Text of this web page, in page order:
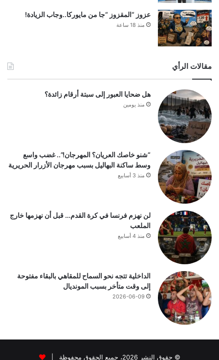
عزوز “المقزوز “جا من مايوركا..وجاب الزيادة!
منذ 18 ساعة
مقالات الرأي
هل ضحايا العبور إلى سبتة أرقام زائدة؟
منذ يومين
“شنو خاصك العريان؟ المهرجان!”.. غضب واسع
وسط ساكنة البهاليل بسبب مهرجان الأزرار الحريرية
منذ 3 أسابيع
لن نهزم فرنسا في كرة القدم… قبل أن نهزمها خارج
الملعب
منذ 4 أسابيع
الداخلية تتجه نحو السماح للمقاهي بالبقاء مفتوحة
إلى وقت متأخر بسبب المونديال
2026-06-09
© حقوق النشر 2026، جميع الحقوق محفوظة |